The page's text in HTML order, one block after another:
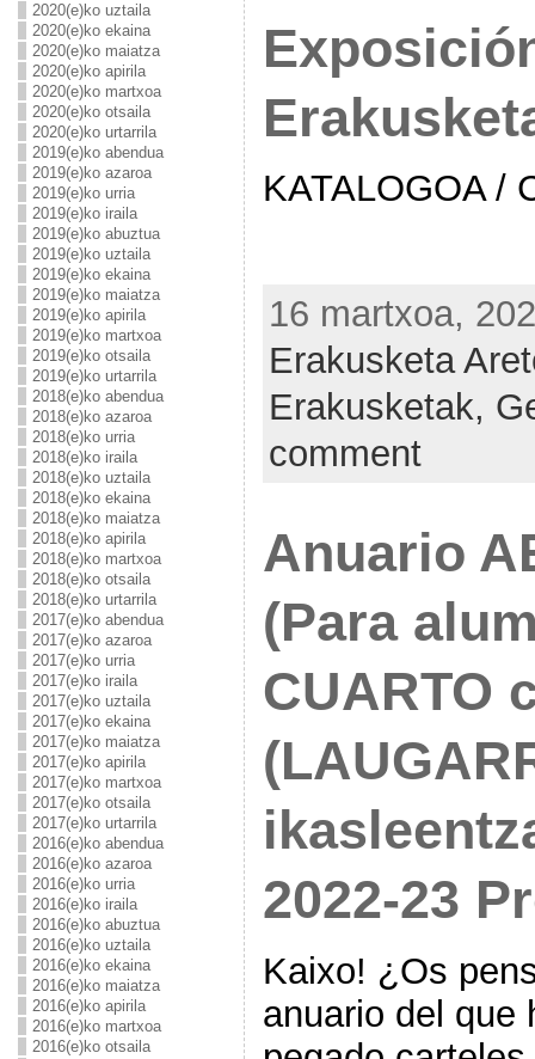
2020(e)ko uztaila
2020(e)ko ekaina
2020(e)ko maiatza
2020(e)ko apirila
2020(e)ko martxoa
2020(e)ko otsaila
2020(e)ko urtarrila
2019(e)ko abendua
2019(e)ko azaroa
2019(e)ko urria
2019(e)ko iraila
2019(e)ko abuztua
2019(e)ko uztaila
2019(e)ko ekaina
2019(e)ko maiatza
2019(e)ko apirila
2019(e)ko martxoa
2019(e)ko otsaila
2019(e)ko urtarrila
2018(e)ko abendua
2018(e)ko azaroa
2018(e)ko urria
2018(e)ko iraila
2018(e)ko uztaila
2018(e)ko ekaina
2018(e)ko maiatza
2018(e)ko apirila
2018(e)ko martxoa
2018(e)ko otsaila
2018(e)ko urtarrila
2017(e)ko abendua
2017(e)ko azaroa
2017(e)ko urria
2017(e)ko iraila
2017(e)ko uztaila
2017(e)ko ekaina
2017(e)ko maiatza
2017(e)ko apirila
2017(e)ko martxoa
2017(e)ko otsaila
2017(e)ko urtarrila
2016(e)ko abendua
2016(e)ko azaroa
2016(e)ko urria
2016(e)ko iraila
2016(e)ko abuztua
2016(e)ko uztaila
2016(e)ko ekaina
2016(e)ko maiatza
2016(e)ko apirila
2016(e)ko martxoa
2016(e)ko otsaila
KATALOGOA /
16 martxoa,
Erakusketa
Erakusketak,
comment
Anuario
(Para
CUARTO
2022-23
Kaixo! ¿Os
anuario del que